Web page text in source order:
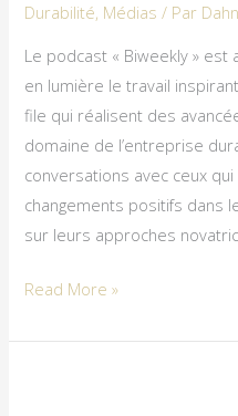
Durabilité, Médias / Par
Le podcast « Biweekly »
en lumière le travail
file qui réalisent des
domaine de l’entreprise
conversations avec ceux qui
changements positifs dans
sur leurs approches
bijoux
durables
Read More »